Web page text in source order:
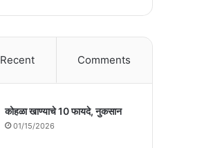
Recent Comments
कोहळा खाण्याचे 10 फायदे, नुकसान
01/15/2026